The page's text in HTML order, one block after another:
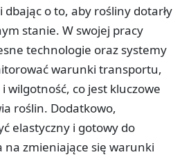
o to, aby rośliny dotarły
stanie. W swojej pracy
technologie oraz systemy
warunki transportu,
co jest kluczowe
roślin. Dodatkowo,
elastyczny i gotowy do
na zmieniające się warunki